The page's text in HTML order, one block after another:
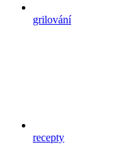
grilování
recepty